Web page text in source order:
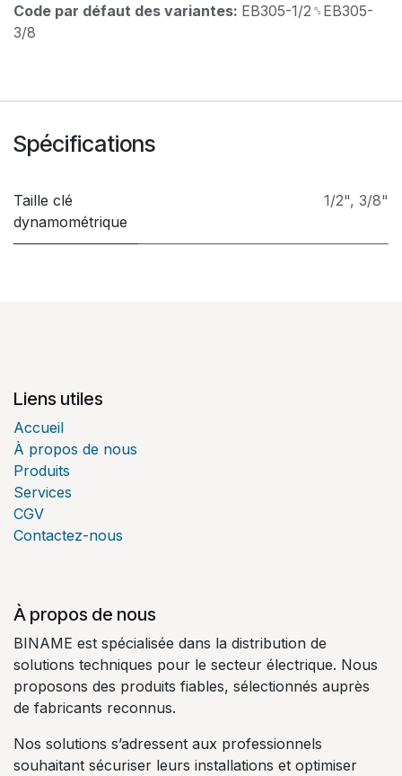
Code par défaut des variantes: EB305-1/2␞EB305-
3/8
Spécifications
Taille clé
dynamométrique
1/2", 3/8"
Liens utiles
Accueil
À propos de nous
Produits
Services
CGV
Contactez-nous
À propos de nous
BINAME est spécialisée dans la distribution de
solutions techniques pour le secteur électrique. Nous
proposons des produits fiables, sélectionnés auprès
de fabricants reconnus.
Nos solutions s’adressent aux professionnels
souhaitant sécuriser leurs installations et optimiser